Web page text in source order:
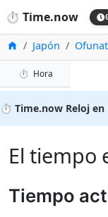
⏱️ Time.now
InicioJapón
⏱️ Horaen Ofunato
⏱️ Time.now Reloj en
El tiempo
Tiempo